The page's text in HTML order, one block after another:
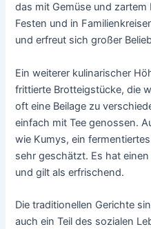
das mit Gemüse und
Festen und in
und erfreut sich großer
Ein weiterer kulinarischer
frittierte Brotteigstücke, die
oft eine Beilage zu
einfach mit Tee genossen.
wie Kumys, ein
sehr geschätzt. Es hat
und gilt als erfrischend.
Die traditionellen Gerichte
auch ein Teil des sozialen